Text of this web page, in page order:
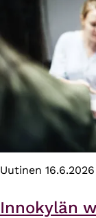
Uutinen 16.6.2026
Innokylän